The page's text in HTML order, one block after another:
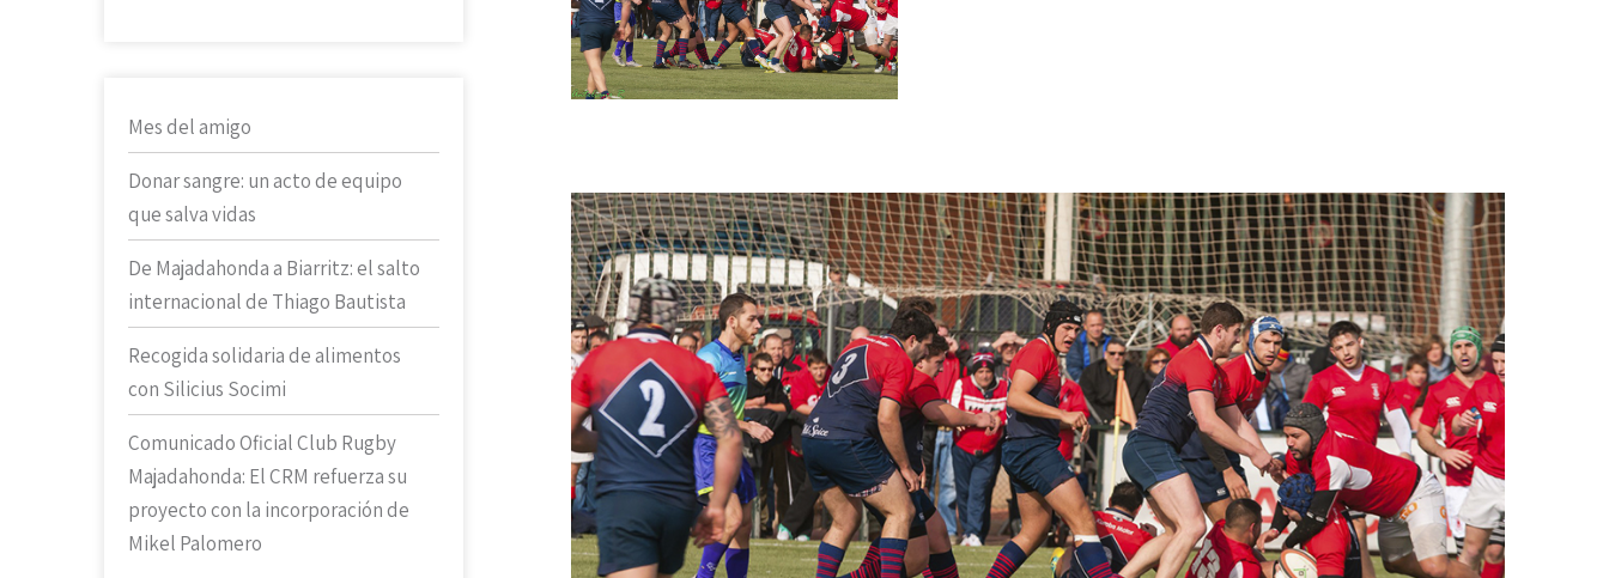
Mes del amigo
Donar sangre: un acto de equipo
que salva vidas
De Majadahonda a Biarritz: el salto
internacional de Thiago Bautista
Recogida solidaria de alimentos
con Silicius Socimi
Comunicado Oficial Club Rugby
Majadahonda: El CRM refuerza su
proyecto con la incorporación de
Mikel Palomero